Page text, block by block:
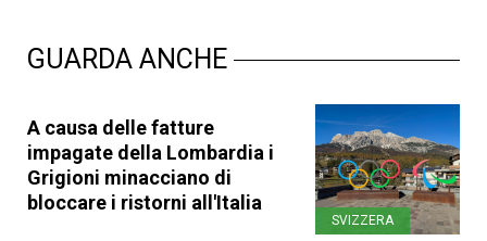
GUARDA ANCHE
A causa delle fatture
impagate della Lombardia i
Grigioni minacciano di
bloccare i ristorni all'Italia
SVIZZERA